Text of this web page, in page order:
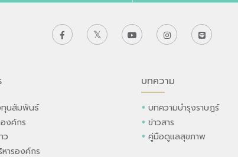
นสัมพันธ์
งค์กร
ว
หารองค์กร
บทความ
บทความบำรุงราษฎร์
ข่าวสาร
คู่มือดูแลสุขภาพ